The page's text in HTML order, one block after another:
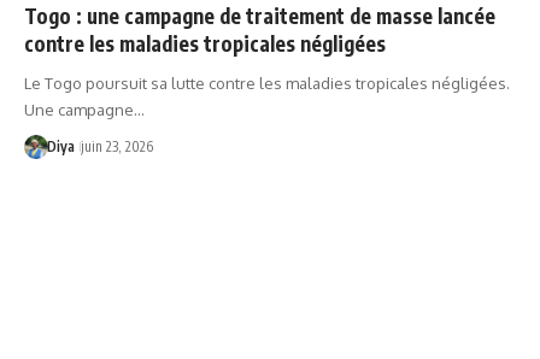
Togo : une campagne de traitement de masse lancée
contre les maladies tropicales négligées
Le Togo poursuit sa lutte contre les maladies tropicales négligées.
Une campagne…
Diya juin 23, 2026